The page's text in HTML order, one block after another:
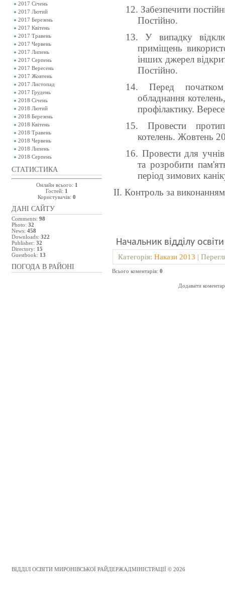
2017 Січень
2017 Лютий
2017 Березень
2017 Квітень
2017 Травень
2017 Червень
2017 Липень
2017 Серпень
2017 Вересень
2017 Жовтень
2017 Листопад
2017 Грудень
2018 Січень
2018 Лютий
2018 Березень
2018 Квітень
2018 Травень
2018 Червень
2018 Липень
2018 Серпень
СТАТИСТИКА
Онлайн всього: 1
Гостей: 1
Користувачів: 0
ДАНІ САЙТУ
Comments: 98
Photo: 32
News: 458
Downloads: 322
Publisher: 32
Directory: 15
Guestbook: 13
ПОГОДА В РАЙОНІ
12. Забезпечити
Постійно.
13. У випадку
приміщень
інших джерел
Постійно.
14. Перед
обладнання
профілактику.
1 5. Провести
котелень. Жовтень
16. Провести для
та розробити
період зимових
ІІ. Контроль за
Начальник відділу освіти
Категорія: Накази 2013 |
Всього коментарів: 0
Додавати
ВІДДІЛ ОСВІТИ МИРОНІВСЬКОЇ РАЙДЕРЖАДМІНІСТРАЦІЇ © 2026